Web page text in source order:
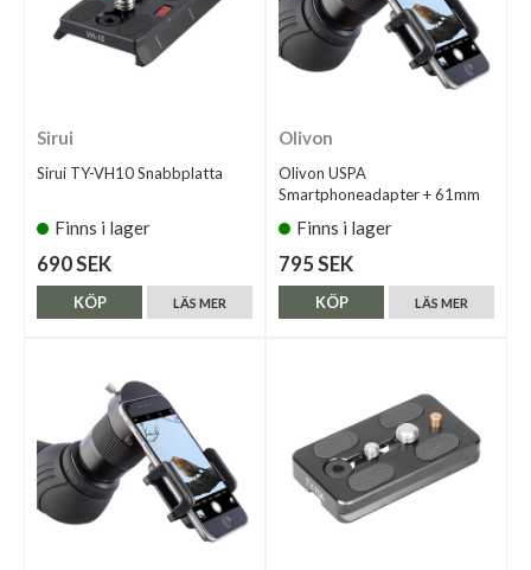
Sirui
Sirui TY-VH10 Snabbplatta
Finns i lager
690 SEK
LÄS MER
KÖP
Olivon
Olivon USPA
Smartphoneadapter + 61mm
Finns i lager
795 SEK
LÄS MER
KÖP